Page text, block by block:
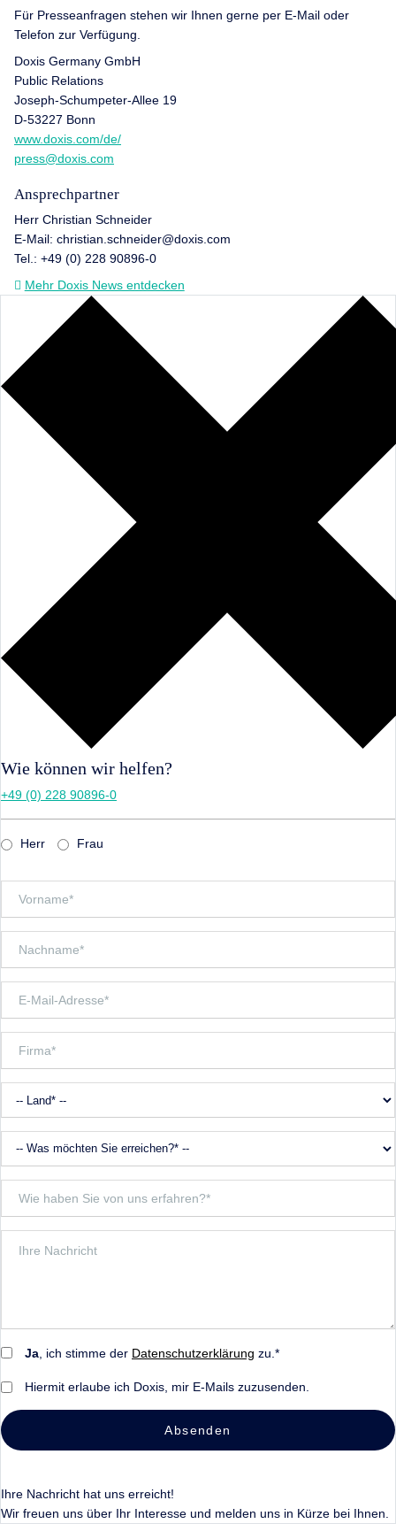
Für Presseanfragen stehen wir Ihnen gerne per E-Mail oder
Telefon zur Verfügung.
Doxis Germany GmbH
Public Relations
Joseph-Schumpeter-Allee 19
D-53227 Bonn
www.doxis.com/de/
press@doxis.com
Ansprechpartner
Herr Christian Schneider
E-Mail: christian.schneider@doxis.com
Tel.: +49 (0) 228 90896-0
Mehr Doxis News entdecken
Wie können wir helfen?
+49 (0) 228 90896-0
Herr Frau
Ja , ich stimme der Datenschutzerklärung zu.*
Hiermit erlaube ich Doxis, mir E-Mails zuzusenden.
Absenden
Ihre Nachricht hat uns erreicht!
Wir freuen uns über Ihr Interesse und melden uns in Kürze bei Ihnen.